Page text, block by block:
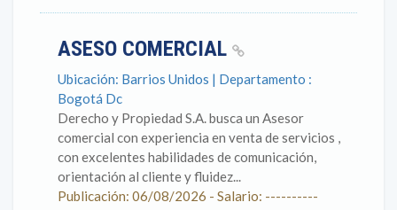
ASESO COMERCIAL
Ubicación: Barrios Unidos | Departamento :
Bogotá Dc
Derecho y Propiedad S.A. busca un Asesor
comercial con experiencia en venta de servicios ,
con excelentes habilidades de comunicación,
orientación al cliente y fluidez...
Publicación: 06/08/2026 - Salario: ----------